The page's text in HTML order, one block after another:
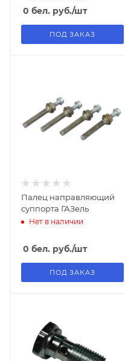
0 бел. руб./шт
ПОД ЗАКАЗ
Палец направляющий
суппорта ГАЗель
Нет в наличии
0 бел. руб./шт
ПОД ЗАКАЗ